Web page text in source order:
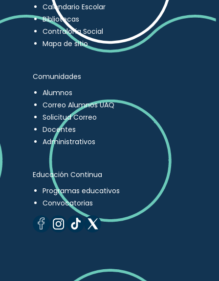
Calendario Escolar
Bibliotecas
Contraloría Social
Mapa de sitio
Comunidades
Alumnos
Correo Alumnos UAQ
Solicitud Correo
Docentes
Administrativos
Educación Continua
Programas educativos
Convocatorias